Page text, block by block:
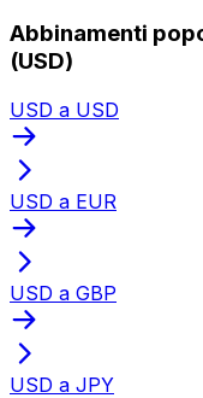
Abbinamenti
(USD)
USD a USD
USD a EUR
USD a GBP
USD a JPY